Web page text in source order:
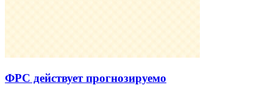
ФРС действует прогнозируемо